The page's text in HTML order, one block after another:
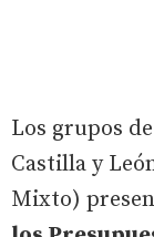
Los grupos
Castilla y
Mixto)